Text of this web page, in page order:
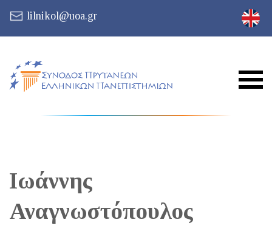
lilnikol@uoa.gr
Ιωάννης
Αναγνωστόπουλος